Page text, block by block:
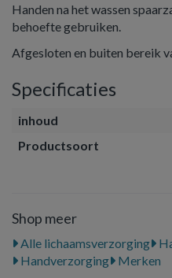
Handen na het wassen
behoefte gebruiken.
Afgesloten en buiten bereik
Specificaties
inhoud
Productsoort
Shop meer
Alle lichaamsverzorging
Handverzorging
Merken